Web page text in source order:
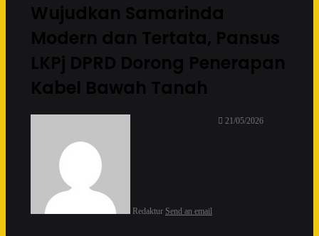
Wujudkan Samarinda
Modern dan Tertata, Pansus
LKPj DPRD Dorong Penerapan
Kabel Bawah Tanah
Redaktur Send an email
21/05/2026